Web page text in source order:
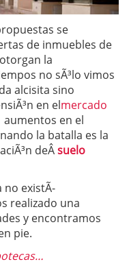
se
de inmuebles de
la
no sÃ³lo vimos
alcisita sino
en elmercado
en el
la batalla es la
deÂsuelo
no existÃ­
realizado una
y encontramos
pie.